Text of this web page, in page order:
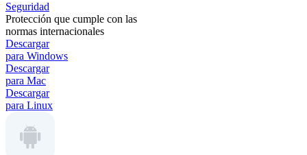
Seguridad
Protección que cumple con las
normas internacionales
Descargar
para Windows
Descargar
para Mac
Descargar
para Linux